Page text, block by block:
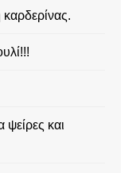
καρδερίνας.
ψείρες και